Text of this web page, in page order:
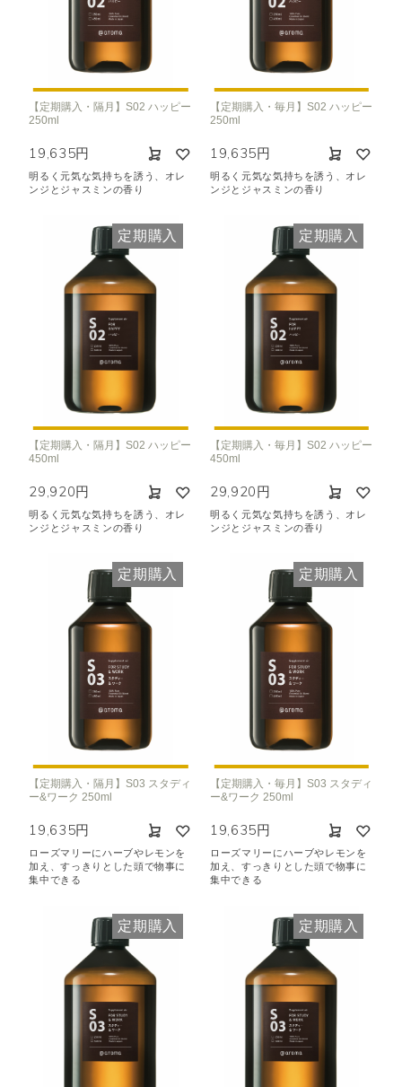
【定期購入・隔月】S02 ハッピー
250ml
19,635円
明るく元気な気持ちを誘う、オレ
ンジとジャスミンの香り
【定期購入・毎月】S02 ハッピー
250ml
19,635円
明るく元気な気持ちを誘う、オレ
ンジとジャスミンの香り
定期購入
【定期購入・隔月】S02 ハッピー
450ml
29,920円
明るく元気な気持ちを誘う、オレ
ンジとジャスミンの香り
定期購入
【定期購入・毎月】S02 ハッピー
450ml
29,920円
明るく元気な気持ちを誘う、オレ
ンジとジャスミンの香り
定期購入
【定期購入・隔月】S03 スタディ
ー&ワーク 250ml
19,635円
ローズマリーにハーブやレモンを
加え、すっきりとした頭で物事に
集中できる
定期購入
【定期購入・毎月】S03 スタディ
ー&ワーク 250ml
19,635円
ローズマリーにハーブやレモンを
加え、すっきりとした頭で物事に
集中できる
定期購入 定期購入